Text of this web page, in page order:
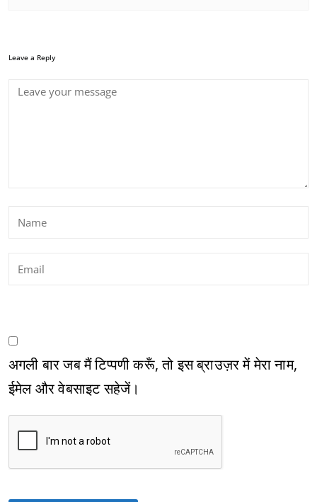
Leave a Reply
अगली बार जब मैं टिप्पणी करूँ, तो इस ब्राउज़र में मेरा नाम,
ईमेल और वेबसाइट सहेजें।